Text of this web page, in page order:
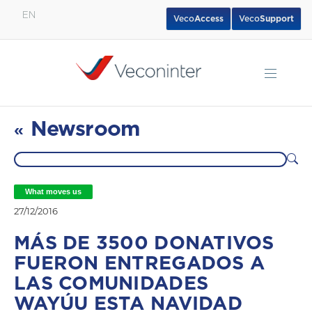
EN VecoSupport
VecoAccess
« Newsroom
What moves us
27/12/2016
MÁS DE 3500 DONATIVOS
FUERON ENTREGADOS A
LAS COMUNIDADES
WAYÚU ESTA NAVIDAD